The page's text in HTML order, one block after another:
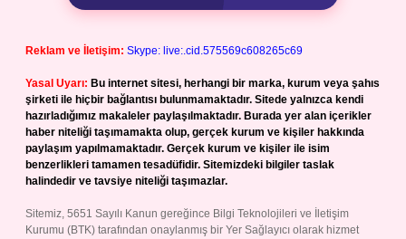
Reklam ve İletişim: Skype: live:.cid.575569c608265c69
Yasal Uyarı: Bu internet sitesi, herhangi bir marka, kurum veya şahıs
şirketi ile hiçbir bağlantısı bulunmamaktadır. Sitede yalnızca kendi
hazırladığımız makaleler paylaşılmaktadır. Burada yer alan içerikler
haber niteliği taşımamakta olup, gerçek kurum ve kişiler hakkında
paylaşım yapılmamaktadır. Gerçek kurum ve kişiler ile isim
benzerlikleri tamamen tesadüfidir. Sitemizdeki bilgiler taslak
halindedir ve tavsiye niteliği taşımazlar.
Sitemiz, 5651 Sayılı Kanun gereğince Bilgi Teknolojileri ve İletişim
Kurumu (BTK) tarafından onaylanmış bir Yer Sağlayıcı olarak hizmet